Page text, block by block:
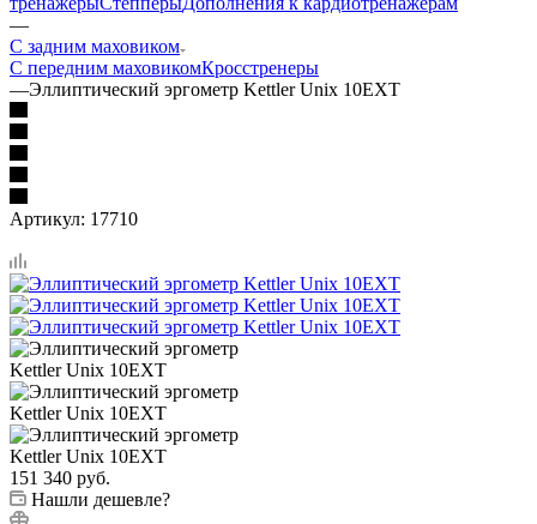
—
С задним маховиком
С передним маховикомКросстренеры
—Эллиптический эргометр Kettler Unix 10EXT
Артикул: 17710
151 340 руб.
Нашли дешевле?